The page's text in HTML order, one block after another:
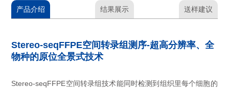
产品介绍 结果展示 送样建议
Stereo-seqFFPE空间转录组测序-超高分辨率、全
物种的原位全景式技术
Stereo-seqFFPE空间转录组技术能同时检测到组织里每个细胞的